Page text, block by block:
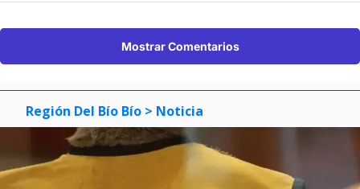
Mostrar Comentarios
Región Del Bío Bío > Noticia